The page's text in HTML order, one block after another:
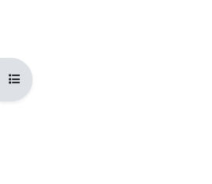
Abrir índice del curso